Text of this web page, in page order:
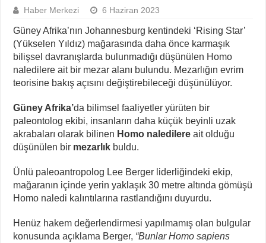
Haber Merkezi 6 Haziran 2023
Güney Afrika’nın Johannesburg kentindeki ‘Rising Star’
(Yükselen Yıldız) mağarasında daha önce karmaşık
bilişsel davranışlarda bulunmadığı düşünülen Homo
naledilere ait bir mezar alanı bulundu. Mezarlığın evrim
teorisine bakış açısını değiştirebileceği düşünülüyor.
Güney Afrika’da bilimsel faaliyetler yürüten bir
paleontolog ekibi, insanların daha küçük beyinli uzak
akrabaları olarak bilinen Homo naledilere ait olduğu
düşünülen bir mezarlık buldu.
Ünlü paleoantropolog Lee Berger liderliğindeki ekip,
mağaranın içinde yerin yaklaşık 30 metre altında gömüşü
Homo naledi kalıntılarına rastlandığını duyurdu.
Henüz hakem değerlendirmesi yapılmamış olan bulgular
konusunda açıklama Berger, “Bunlar Homo sapiens